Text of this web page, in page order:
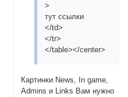
>
тут ссылки
</td>
</tr>
</table></center>
Картинки News, In game,
Admins и Links Вам нужно